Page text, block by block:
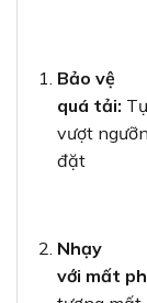
Bảo vệ
quá tải:
vượt
đặt
Nhạy
với mất